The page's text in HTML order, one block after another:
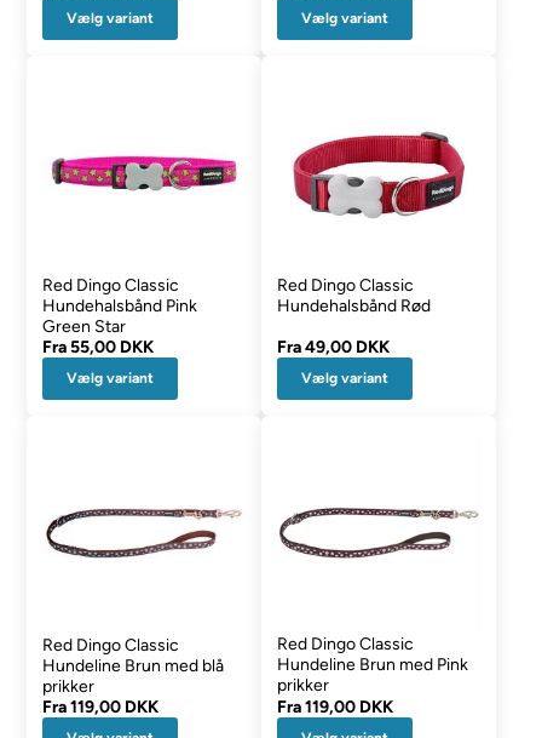
Vælg variant Vælg variant
Red Dingo Classic
Hundehalsbånd Pink
Green Star
Fra55,00 DKK
Vælg variant
Red Dingo Classic
Hundehalsbånd Rød
Fra49,00 DKK
Vælg variant
Red Dingo Classic
Hundeline Brun med blå
prikker
Fra119,00 DKK
Red Dingo Classic
Hundeline Brun med Pink
prikker
Fra119,00 DKK